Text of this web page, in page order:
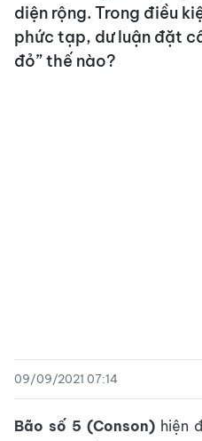
diện rộng. Trong điều
phức tạp, dư luận đặt
đỏ” thế nào?
09/09/2021 07:14
Bão số 5 (Conson)hiện